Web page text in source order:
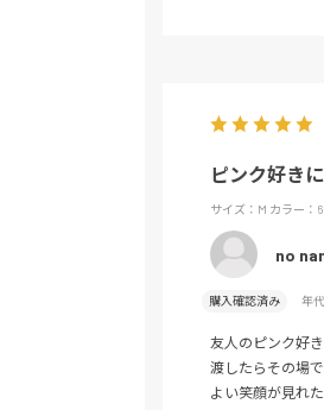
ピンク好き
サイズ：M カラー：
no
購入確認済み 年
友人のピンク好
渡したらその場で
よい笑顔が見れた